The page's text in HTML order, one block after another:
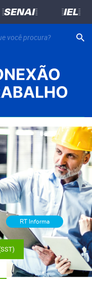
=SENAI= =IEL=
RT Informa